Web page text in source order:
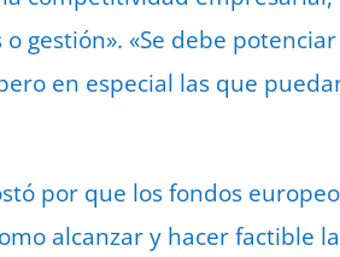
gestión». «Se debe
en especial las que
por que los fondos
alcanzar y hacer factible